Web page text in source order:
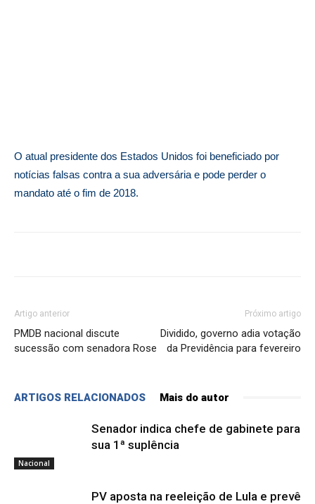
O atual presidente dos Estados Unidos foi beneficiado por
notícias falsas contra a sua adversária e pode perder o
mandato até o fim de 2018.
Artigo anterior
PMDB nacional discute
sucessão com senadora Rose
Próximo artigo
Dividido, governo adia votação
da Previdência para fevereiro
ARTIGOS RELACIONADOS Mais do autor
Nacional
Senador indica chefe de gabinete para
sua 1ª suplência
PV aposta na reeleição de Lula e prevê